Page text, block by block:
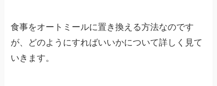
食事をオートミールに置き換える方法なのです
が、どのようにすればいいかについて詳しく見て
いきます。